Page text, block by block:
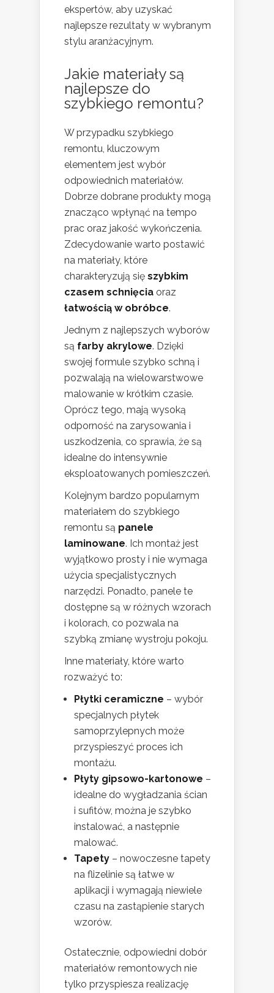
ekspertów, aby uzyskać
najlepsze rezultaty w wybranym
stylu aranżacyjnym.
Jakie materiały są
najlepsze do
szybkiego remontu?
W przypadku szybkiego
remontu, kluczowym
elementem jest wybór
odpowiednich materiałów.
Dobrze dobrane produkty mogą
znacząco wpłynąć na tempo
prac oraz jakość wykończenia.
Zdecydowanie warto postawić
na materiały, które
charakteryzują się szybkim
czasem schnięcia oraz
łatwością w obróbce.
Jednym z najlepszych wyborów
są farby akrylowe. Dzięki
swojej formule szybko schną i
pozwalają na wielowarstwowe
malowanie w krótkim czasie.
Oprócz tego, mają wysoką
odporność na zarysowania i
uszkodzenia, co sprawia, że są
idealne do intensywnie
eksploatowanych pomieszczeń.
Kolejnym bardzo popularnym
materiałem do szybkiego
remontu są panele
laminowane. Ich montaż jest
wyjątkowo prosty i nie wymaga
użycia specjalistycznych
narzędzi. Ponadto, panele te
dostępne są w różnych wzorach
i kolorach, co pozwala na
szybką zmianę wystroju pokoju.
Inne materiały, które warto
rozważyć to:
Płytki ceramiczne – wybór
specjalnych płytek
samoprzylepnych może
przyspieszyć proces ich
montażu.
Płyty gipsowo-kartonowe –
idealne do wygładzania ścian
i sufitów, można je szybko
instalować, a następnie
malować.
Tapety – nowoczesne tapety
na flizelinie są łatwe w
aplikacji i wymagają niewiele
czasu na zastąpienie starych
wzorów.
Ostatecznie, odpowiedni dobór
materiałów remontowych nie
tylko przyspiesza realizację